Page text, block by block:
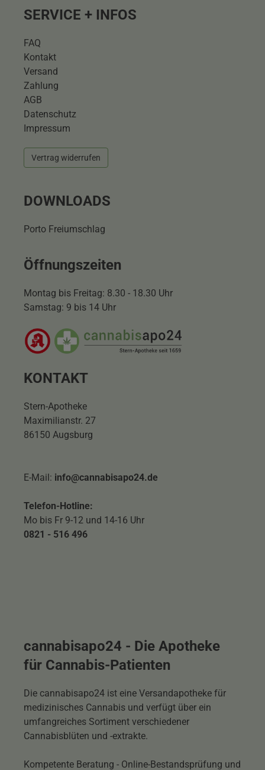
SERVICE + INFOS
FAQ
Kontakt
Versand
Zahlung
AGB
Datenschutz
Impressum
Vertrag widerrufen
DOWNLOADS
Porto Freiumschlag
Öffnungszeiten
Montag bis Freitag: 8.30 - 18.30 Uhr
Samstag: 9 bis 14 Uhr
KONTAKT
Stern-Apotheke
Maximilianstr. 27
86150 Augsburg
E-Mail: info@cannabisapo24.de
Telefon-Hotline:
Mo bis Fr 9-12 und 14-16 Uhr
0821 - 516 496
cannabisapo24 - Die Apotheke
für Cannabis-Patienten
Die cannabisapo24 ist eine Versandapotheke für
medizinisches Cannabis und verfügt über ein
umfangreiches Sortiment verschiedener
Cannabisblüten und -extrakte.
Kompetente Beratung - Online-Bestandsprüfung und